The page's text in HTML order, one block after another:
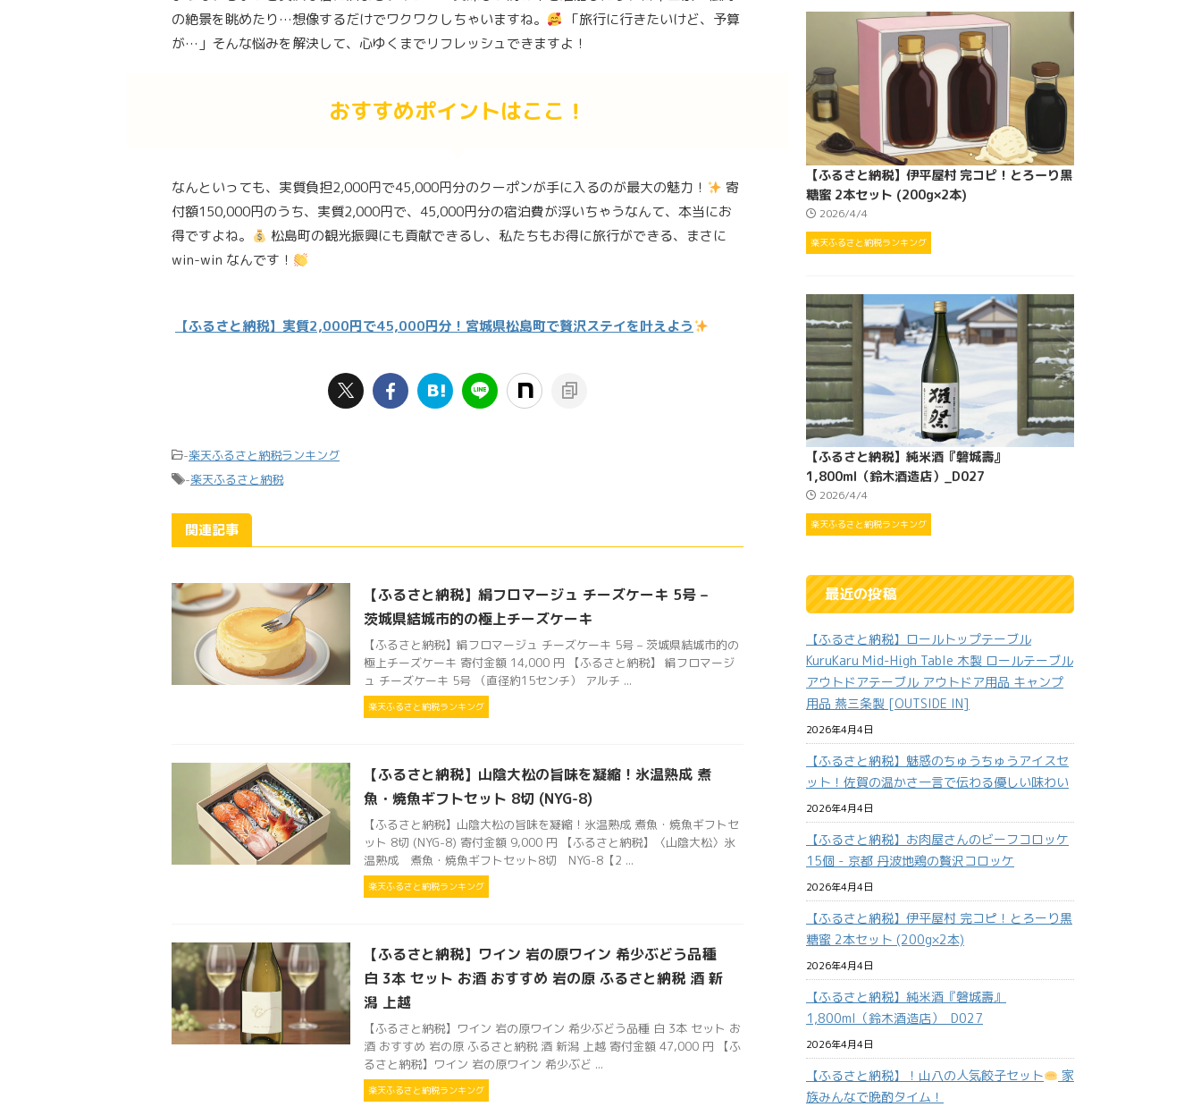
の絶景を眺めたり…想像するだけでワクワクしちゃいますね。
「旅行に行きたいけど、予算
が…」そんな悩みを解決して、心ゆくまでリフレッシュできますよ！
おすすめポイントはここ！
なんといっても、実質負担2,000円で45,000円分のクーポンが手に入るのが最大の魅力！
寄
付額150,000円のうち、実質2,000円で、45,000円分の宿泊費が浮いちゃうなんて、本当にお
得ですよね。
松島町の観光振興にも貢献できるし、私たちもお得に旅行ができる、まさに
win-win なんです！
【ふるさと納税】実質2,000円で45,000円分！宮城県松島町で贅沢ステイを叶えよう
-楽天ふるさと納税ランキング
-楽天ふるさと納税
関連記事
【ふるさと納税】絹フロマージュ チーズケーキ 5号 –
茨城県結城市的の極上チーズケーキ
【ふるさと納税】絹フロマージュ チーズケーキ 5号 – 茨城県結城市的の
極上チーズケーキ 寄付金額 14,000 円 【ふるさと納税】 絹フロマージ
ュ チーズケーキ 5号 （直径約15センチ） アルチ ...
楽天ふるさと納税ランキング
【ふるさと納税】山陰大松の旨味を凝縮！氷温熟成 煮
魚・焼魚ギフトセット 8切 (NYG-8)
【ふるさと納税】山陰大松の旨味を凝縮！氷温熟成 煮魚・焼魚ギフトセ
ット 8切 (NYG-8) 寄付金額 9,000 円 【ふるさと納税】〈山陰大松〉氷
温熟成 煮魚・焼魚ギフトセット8切 NYG-8【2 ...
楽天ふるさと納税ランキング
【ふるさと納税】ワイン 岩の原ワイン 希少ぶどう品種
白 3本 セット お酒 おすすめ 岩の原 ふるさと納税 酒 新
潟 上越
【ふるさと納税】ワイン 岩の原ワイン 希少ぶどう品種 白 3本 セット お
酒 おすすめ 岩の原 ふるさと納税 酒 新潟 上越 寄付金額 47,000 円 【ふ
るさと納税】ワイン 岩の原ワイン 希少ぶど ...
楽天ふるさと納税ランキング
【ふるさと納税】伊平屋村 完コピ！とろーり黒
糖蜜 2本セット (200g×2本)
2026/4/4
楽天ふるさと納税ランキング
【ふるさと納税】純米酒『磐城壽』
1,800ml（鈴木酒造店）_D027
2026/4/4
楽天ふるさと納税ランキング
最近の投稿
【ふるさと納税】ロールトップテーブル
KuruKaru Mid-High Table 木製 ロールテーブル
アウトドアテーブル アウトドア用品 キャンプ
用品 燕三条製 [OUTSIDE IN]
2026年4月4日
【ふるさと納税】魅惑のちゅうちゅうアイスセ
ット！佐賀の温かさ一言で伝わる優しい味わい
2026年4月4日
【ふるさと納税】お肉屋さんのビーフコロッケ
15個 - 京都 丹波地鶏の贅沢コロッケ
2026年4月4日
【ふるさと納税】伊平屋村 完コピ！とろーり黒
糖蜜 2本セット (200g×2本)
2026年4月4日
【ふるさと納税】純米酒『磐城壽』
1,800ml（鈴木酒造店）_D027
2026年4月4日
【ふるさと納税】！山八の人気餃子セット
家
族みんなで晩酌タイム！